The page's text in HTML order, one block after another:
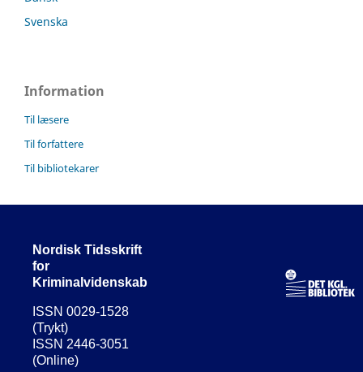
Svenska
Information
Til læsere
Til forfattere
Til bibliotekarer
Nordisk Tidsskrift
for
Kriminalvidenskab
ISSN 0029-1528
(Trykt)
ISSN 2446-3051
(Online)